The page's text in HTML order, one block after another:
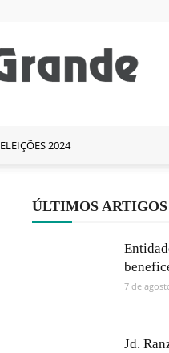
ELEIÇÕES 2024
ÚLTIMOS ARTIGOS
7 de
Jd.